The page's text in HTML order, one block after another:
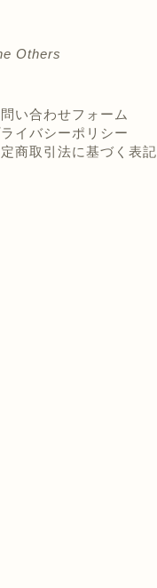
Others
い合わせフォーム
イバシーポリシー
商取引法に基づく表記